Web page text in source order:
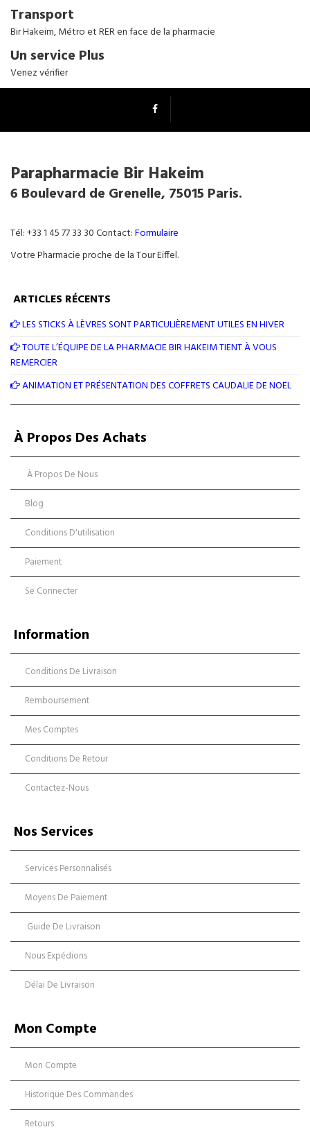
Transport
Bir Hakeim, Métro et RER en face de la pharmacie
Un service Plus
Venez vérifier
Parapharmacie Bir Hakeim
6 Boulevard de Grenelle, 75015 Paris.
Tél: +33 1 45 77 33 30 Contact:Formulaire
Votre Pharmacie proche de la Tour Eiffel.
ARTICLES RÉCENTS
LES STICKS À LÈVRES SONT PARTICULIÈREMENT UTILES EN HIVER
TOUTE L’ÉQUIPE DE LA PHARMACIE BIR HAKEIM TIENT À VOUS
REMERCIER
ANIMATION ET PRÉSENTATION DES COFFRETS CAUDALIE DE NOËL
À Propos Des Achats
À Propos De Nous
Blog
Conditions D'utilisation
Paiement
Se Connecter
Information
Conditions De Livraison
Remboursement
Mes Comptes
Conditions De Retour
Contactez-Nous
Nos Services
Services Personnalisés
Moyens De Paiement
Guide De Livraison
Nous Expédions
Délai De Livraison
Mon Compte
Mon Compte
Historique Des Commandes
Retours